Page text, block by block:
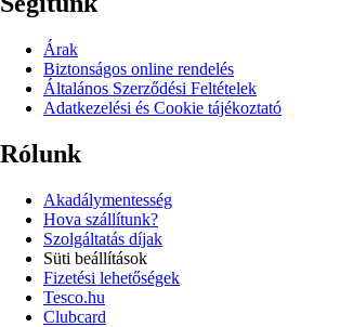
Árak
Biztonságos online rendelés
Általános Szerződési Feltételek
Adatkezelési és Cookie tájékoztató
Rólunk
Akadálymentesség
Hova szállítunk?
Szolgáltatás díjak
Süti beállítások
Fizetési lehetőségek
Tesco.hu
Clubcard